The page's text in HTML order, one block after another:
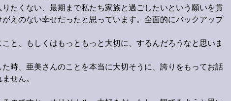
たくない、最期まで私たち家族と過ごしたいという願いを貫
えのない幸せだったと思っています。全面的にバックアップ
と、もしくはもっともっと大切に、するんだろうなと思いま
時、亜美さんのことを本当に大切そうに、誇りをもってお話
せん。